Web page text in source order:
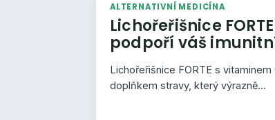
ALTERNATIVNÍ MEDICÍNA
Lichořeřišnice
podpoří váš
Lichořeřišnice FORTE s
doplňkem stravy, který výrazně…